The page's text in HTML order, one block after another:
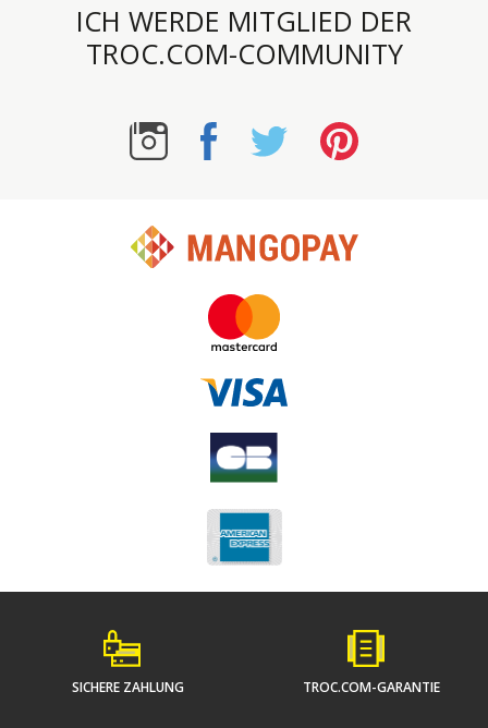
ICH WERDE MITGLIED DER
TROC.COM-COMMUNITY
SICHERE ZAHLUNG TROC.COM-GARANTIE